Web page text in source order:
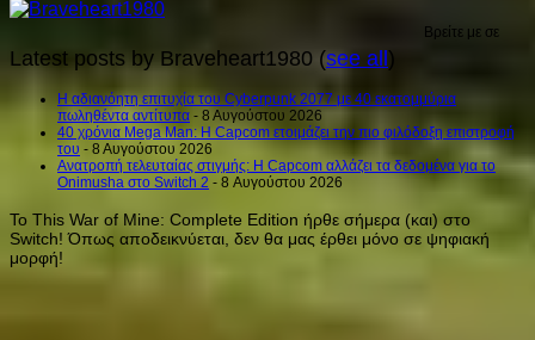
Βρείτε με σε
Latest posts by Braveheart1980 (see all)
H αδιανόητη επιτυχία του Cyberpunk 2077 με 40 εκατομμύρια
πωληθέντα αντίτυπα - 8 Αυγούστου 2026
40 χρόνια Mega Man: Η Capcom ετοιμάζει την πιο φιλόδοξη επιστροφή
του - 8 Αυγούστου 2026
Ανατροπή τελευταίας στιγμής: Η Capcom αλλάζει τα δεδομένα για το
Onimusha στο Switch 2 - 8 Αυγούστου 2026
Το This War of Mine: Complete Edition ήρθε σήμερα (και) στο
Switch! Όπως αποδεικνύεται, δεν θα μας έρθει μόνο σε ψηφιακή
μορφή!